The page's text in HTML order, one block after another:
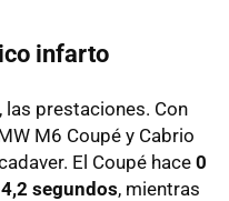
infarto
las prestaciones. Con
M6 Coupé y Cabrio
El Coupé hace 0
segundos, mientras